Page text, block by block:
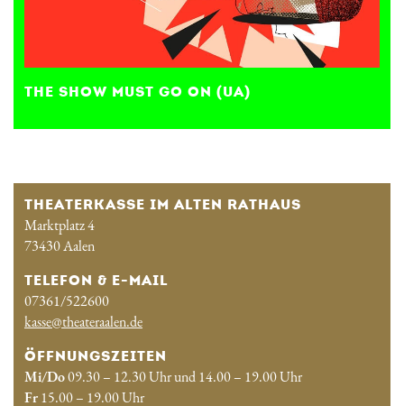
THE SHOW MUST GO ON (UA)
THEATERKASSE IM ALTEN RATHAUS
Marktplatz 4
73430 Aalen
TELEFON & E-MAIL
07361/522600
kasse@theateraalen.de
ÖFFNUNGSZEITEN
Mi/Do09.30 – 12.30 Uhr und 14.00 – 19.00 Uhr
Fr15.00 – 19.00 Uhr